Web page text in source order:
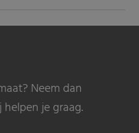
Neem dan
je graag.